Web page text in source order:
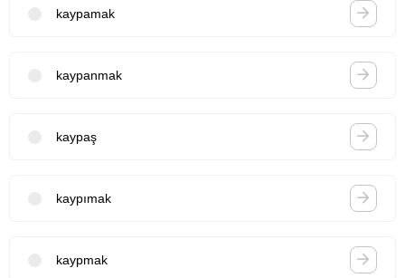
kaypamak
kaypanmak
kaypaş
kaypımak
kaypmak